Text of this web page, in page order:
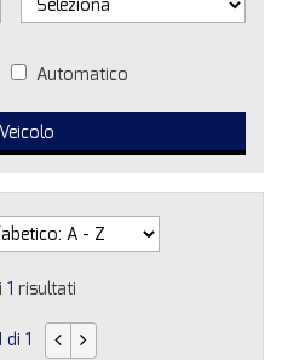
Automatico
1 risultati
di 1